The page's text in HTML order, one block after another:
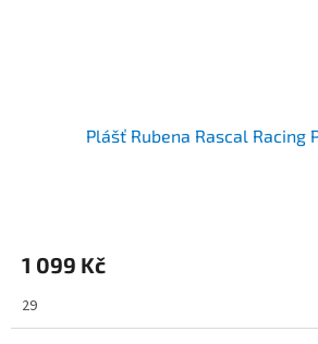
Plášť Rubena Rascal Racing
1 099 Kč
29